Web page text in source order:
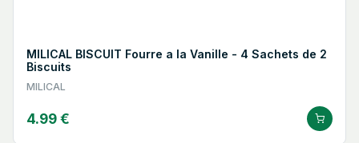
MILICAL BISCUIT Fourre a la Vanille - 4 Sachets de 2
Biscuits
MILICAL
4.99 €